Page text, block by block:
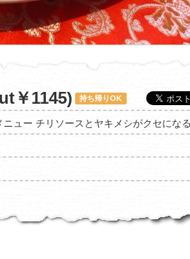
￥1145) 持ち帰りOK
ュー チリソースとヤキメシがクセにな